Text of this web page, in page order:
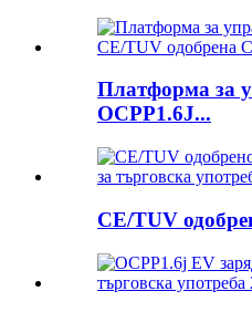
Платформа за
OCPP1.6J...
CE/TUV